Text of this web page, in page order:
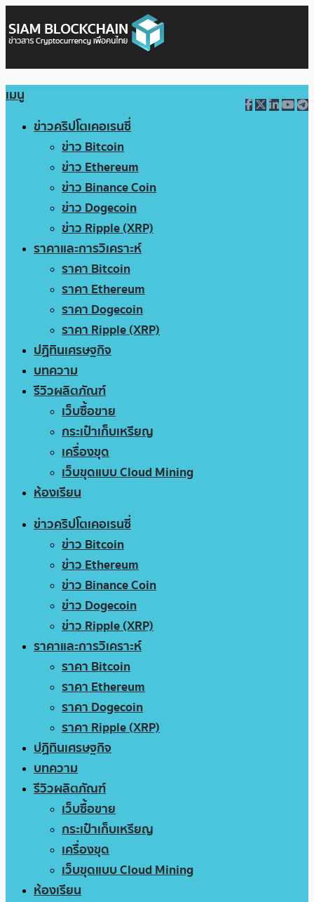
เมนู
ข่าวคริปโตเคอเรนซี่
ข่าว Bitcoin
ข่าว Ethereum
ข่าว Binance Coin
ข่าว Dogecoin
ข่าว Ripple (XRP)
ราคาและการวิเคราะห์
ราคา Bitcoin
ราคา Ethereum
ราคา Dogecoin
ราคา Ripple (XRP)
ปฏิทินเศรษฐกิจ
บทความ
รีวิวผลิตภัณฑ์
เว็บซื้อขาย
กระเป๋าเก็บเหรียญ
เครื่องขุด
เว็บขุดแบบ Cloud Mining
ห้องเรียน
ข่าวคริปโตเคอเรนซี่
ข่าว Bitcoin
ข่าว Ethereum
ข่าว Binance Coin
ข่าว Dogecoin
ข่าว Ripple (XRP)
ราคาและการวิเคราะห์
ราคา Bitcoin
ราคา Ethereum
ราคา Dogecoin
ราคา Ripple (XRP)
ปฏิทินเศรษฐกิจ
บทความ
รีวิวผลิตภัณฑ์
เว็บซื้อขาย
กระเป๋าเก็บเหรียญ
เครื่องขุด
เว็บขุดแบบ Cloud Mining
ห้องเรียน